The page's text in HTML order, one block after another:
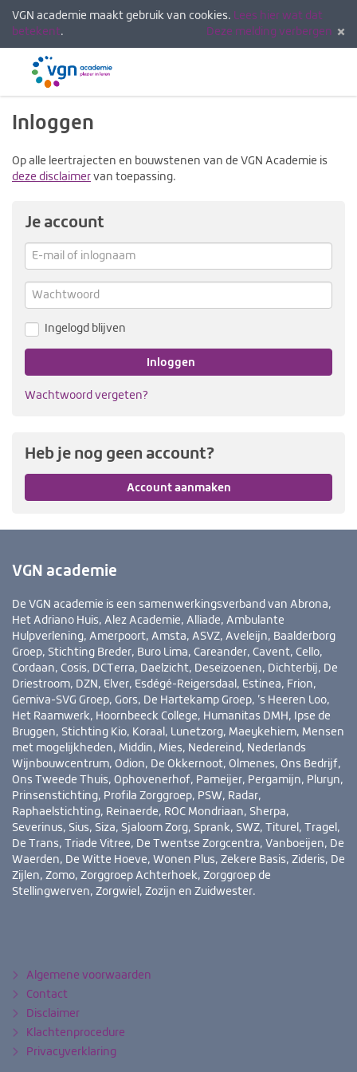
VGN academie maakt gebruik van cookies. Lees hier wat dat
betekent. Deze melding verbergen
Menu
Inloggen
Op alle leertrajecten en bouwstenen van de VGN Academie is
deze disclaimer van toepassing.
Je account
E-
mail
of
inlognaam
Wachtwoord
Ingelogd blijven
Inloggen
Wachtwoord vergeten?
Heb je nog geen account?
Account aanmaken
VGN academie
De VGN academie is een samenwerkingsverband van Abrona,
Het Adriano Huis, Alez Academie, Alliade, Ambulante
Hulpverlening, Amerpoort, Amsta, ASVZ, Aveleijn, Baalderborg
Groep, Stichting Breder, Buro Lima, Careander, Cavent, Cello,
Cordaan, Cosis, DCTerra, Daelzicht, Deseizoenen, Dichterbij, De
Driestroom, DZN, Elver, Esdégé-Reigersdaal, Estinea, Frion,
Gemiva-SVG Groep, Gors, De Hartekamp Groep, ’s Heeren Loo,
Het Raamwerk, Hoornbeeck College, Humanitas DMH, Ipse de
Bruggen, Stichting Kio, Koraal, Lunetzorg, Maeykehiem, Mensen
met mogelijkheden, Middin, Mies, Nedereind, Nederlands
Wijnbouwcentrum, Odion, De Okkernoot, Olmenes, Ons Bedrijf,
Ons Tweede Thuis, Ophovenerhof, Pameijer, Pergamijn, Pluryn,
Prinsenstichting, Profila Zorggroep, PSW, Radar,
Raphaelstichting, Reinaerde, ROC Mondriaan, Sherpa,
Severinus, Sius, Siza, Sjaloom Zorg, Sprank, SWZ, Titurel, Tragel,
De Trans, Triade Vitree, De Twentse Zorgcentra, Vanboeijen, De
Waerden, De Witte Hoeve, Wonen Plus, Zekere Basis, Zideris, De
Zijlen, Zomo, Zorggroep Achterhoek, Zorggroep de
Stellingwerven, Zorgwiel, Zozijn en Zuidwester.
Algemene voorwaarden
Contact
Disclaimer
Klachtenprocedure
Privacyverklaring